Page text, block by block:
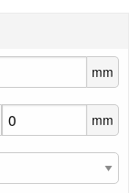
mm
mm